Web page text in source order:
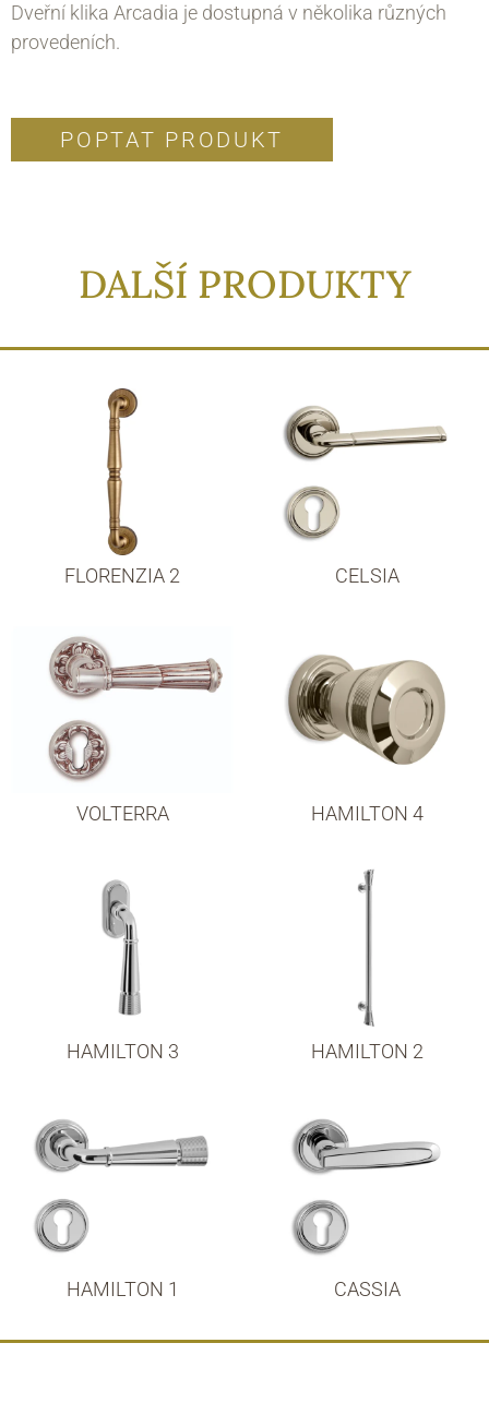
Dveřní klika Arcadia je dostupná v několika různých
provedeních.
POPTAT PRODUKT
DALŠÍ PRODUKTY
FLORENZIA 2 CELSIA
VOLTERRA HAMILTON 4
HAMILTON 3 HAMILTON 2
HAMILTON 1 CASSIA